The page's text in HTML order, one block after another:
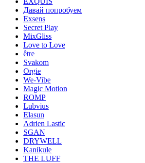
Давай попробуем
Exsens
Secret Play
MixGliss
Love to Love
être
Svakom
Orgie
We-Vibe
Magic Motion
ROMP
Lubvius
Elasun
Adrien Lastic
SGAN
DRYWELL
Kanikule
THE LUFF